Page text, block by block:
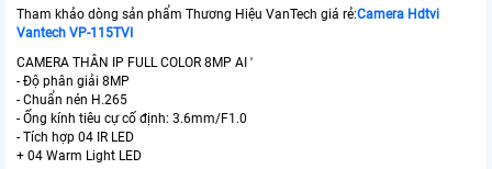
Tham khảo dòng sản phẩm Thương Hiệu VanTech giá rẻ:Camera Hdtvi
Vantech VP-115TVI
CAMERA THÂN IP FULL COLOR 8MP AI '
- Độ phân giải 8MP
- Chuẩn nén H.265
- Ống kính tiêu cự cố định: 3.6mm/F1.0
- Tích hợp 04 IR LED
+ 04 Warm Light LED